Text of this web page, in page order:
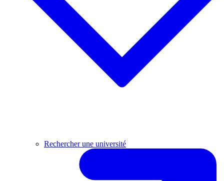
Rechercher une université